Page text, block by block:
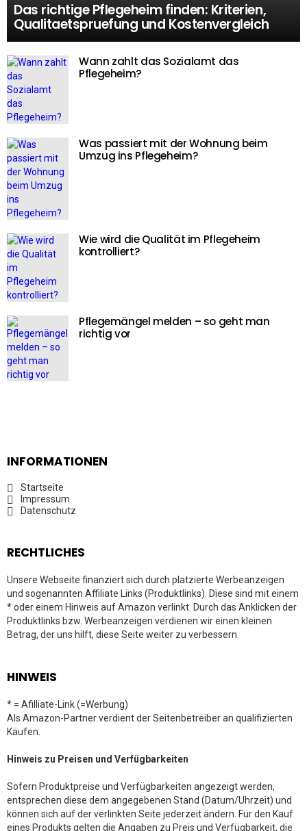
Das richtige Pflegeheim finden: Kriterien,
Qualitaetspruefung und Kostenvergleich
Wann zahlt das Sozialamt das
Pflegeheim?
Was passiert mit der Wohnung beim
Umzug ins Pflegeheim?
Wie wird die Qualität im Pflegeheim
kontrolliert?
Pflegemängel melden – so geht man
richtig vor
INFORMATIONEN
Startseite
Impressum
Datenschutz
RECHTLICHES
Unsere Webseite finanziert sich durch platzierte Werbeanzeigen
und sogenannten Affiliate Links (Produktlinks). Diese sind mit einem
* oder einem Hinweis auf Amazon verlinkt. Durch das Anklicken der
Produktlinks bzw. Werbeanzeigen verdienen wir einen kleinen
Betrag, der uns hilft, diese Seite weiter zu verbessern.
HINWEIS
* = Afilliate-Link (=Werbung)
Als Amazon-Partner verdient der Seitenbetreiber an qualifizierten
Käufen.
Hinweis zu Preisen und Verfügbarkeiten
Sofern Produktpreise und Verfügbarkeiten angezeigt werden,
entsprechen diese dem angegebenen Stand (Datum/Uhrzeit) und
können sich auf der verlinkten Seite jederzeit ändern. Für den Kauf
eines Produkts gelten die Angaben zu Preis und Verfügbarkeit, die